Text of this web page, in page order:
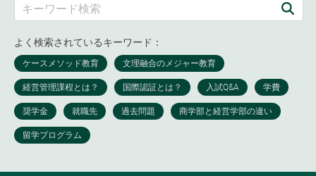
よく検索されているキーワード：